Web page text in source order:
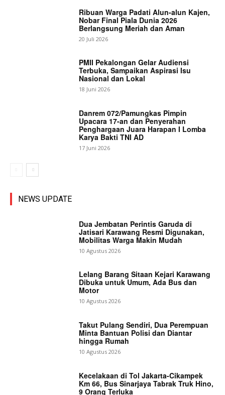
Ribuan Warga Padati Alun-alun Kajen,
Nobar Final Piala Dunia 2026
Berlangsung Meriah dan Aman
20 Juli 2026
PMII Pekalongan Gelar Audiensi
Terbuka, Sampaikan Aspirasi Isu
Nasional dan Lokal
18 Juni 2026
Danrem 072/Pamungkas Pimpin
Upacara 17-an dan Penyerahan
Penghargaan Juara Harapan I Lomba
Karya Bakti TNI AD
17 Juni 2026
NEWS UPDATE
Dua Jembatan Perintis Garuda di
Jatisari Karawang Resmi Digunakan,
Mobilitas Warga Makin Mudah
10 Agustus 2026
Lelang Barang Sitaan Kejari Karawang
Dibuka untuk Umum, Ada Bus dan
Motor
10 Agustus 2026
Takut Pulang Sendiri, Dua Perempuan
Minta Bantuan Polisi dan Diantar
hingga Rumah
10 Agustus 2026
Kecelakaan di Tol Jakarta-Cikampek
Km 66, Bus Sinarjaya Tabrak Truk Hino,
9 Orang Terluka